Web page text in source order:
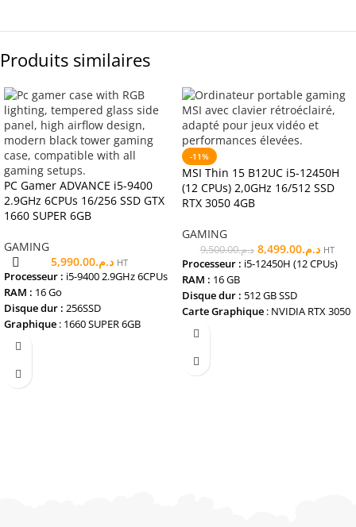
Produits similaires
PC Gamer ADVANCE i5-9400
2.9GHz 6CPUs 16/256 SSD GTX
1660 SUPER 6GB
GAMING
د.م.5,990.00 HT
Processeur : i5-9400 2.9GHz 6CPUs
RAM : 16 Go
Disque dur : 256SSD
Graphique : 1660 SUPER 6GB
Etat : REMISE A NEUF
-11%
MSI Thin 15 B12UC i5-12450H
(12 CPUs) 2,0GHz 16/512 SSD
RTX 3050 4GB
GAMING
د.م.9,500.00 د.م.8,499.00 HT
Processeur : i5-12450H (12 CPUs)
RAM : 16 GB
Disque dur : 512 GB SSD
Carte Graphique : NVIDIA RTX 3050
4GB
Livrions Gratuite